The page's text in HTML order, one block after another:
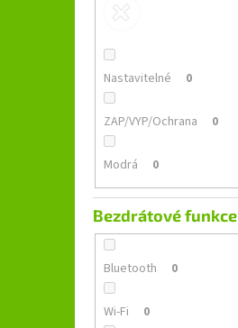
Nastavitelné 0
ZAP/VYP/Ochrana 0
Modrá 0
Bezdrátové funkce
Bluetooth 0
Wi-Fi 0